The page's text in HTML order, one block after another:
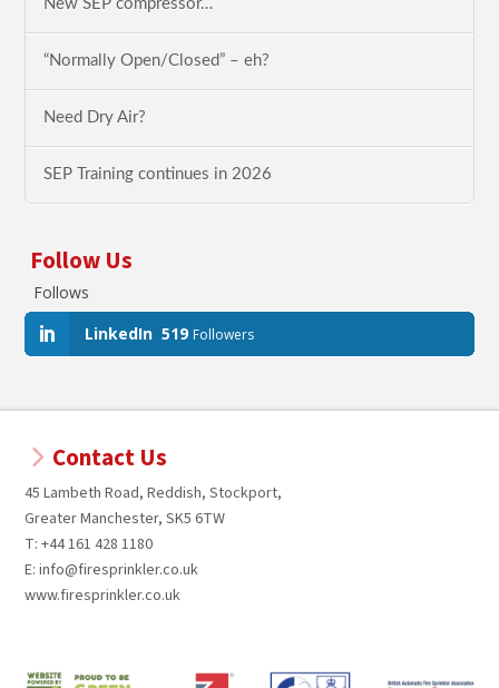
New SEP compressor…
“Normally Open/Closed” – eh?
Need Dry Air?
SEP Training continues in 2026
Follow Us
Follows
LinkedIn 519 Followers
Contact Us
45 Lambeth Road, Reddish, Stockport,
Greater Manchester, SK5 6TW
T: +44 161 428 1180
E: info@firesprinkler.co.uk
www.firesprinkler.co.uk